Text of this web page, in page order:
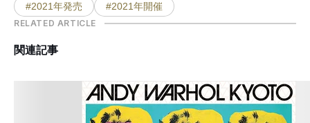
#2021年発売 #2021年開催
RELATED ARTICLE
関連記事